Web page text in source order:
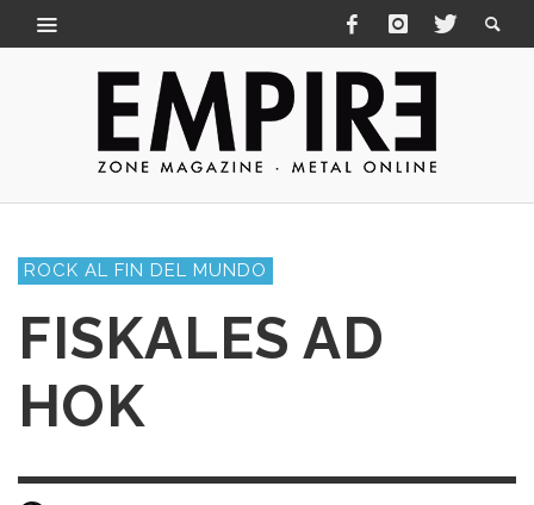
ROCK AL FIN DEL MUNDO
FISKALES AD
HOK